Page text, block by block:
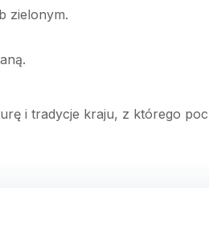
zielonym.
i tradycje kraju, z którego